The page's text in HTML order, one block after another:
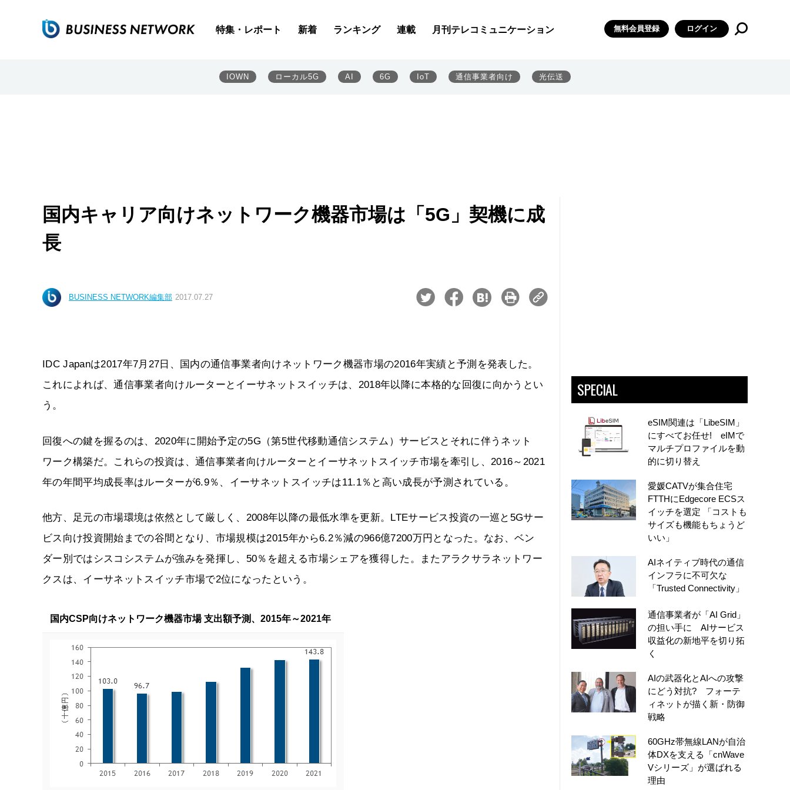
特集・レポート 新着 ランキング 連載 月刊テレコミュニケーション 無料会員登録 ログイン
IOWN ローカル5G AI 6G IoT 通信事業者向け 光伝送
国内キャリア向けネットワーク機器市場は「5G」契機に成
長
BUSINESS NETWORK編集部 2017.07.27
IDC Japanは2017年7月27日、国内の通信事業者向けネットワーク機器市場の2016年実績と予測を発表した。
これによれば、通信事業者向けルーターとイーサネットスイッチは、2018年以降に本格的な回復に向かうとい
う。
回復への鍵を握るのは、2020年に開始予定の5G（第5世代移動通信システム）サービスとそれに伴うネット
ワーク構築だ。これらの投資は、通信事業者向けルーターとイーサネットスイッチ市場を牽引し、2016～2021
年の年間平均成長率はルーターが6.9％、イーサネットスイッチは11.1％と高い成長が予測されている。
他方、足元の市場環境は依然として厳しく、2008年以降の最低水準を更新。LTEサービス投資の一巡と5Gサー
ビス向け投資開始までの谷間となり、市場規模は2015年から6.2％減の966億7200万円となった。なお、ベン
ダー別ではシスコシステムが強みを発揮し、50％を超える市場シェアを獲得した。またアラクサラネットワー
クスは、イーサネットスイッチ市場で2位になったという。
国内CSP向けネットワーク機器市場 支出額予測、2015年～2021年
SPECIAL
eSIM関連は「LibeSIM」
にすべてお任せ! eIMで
マルチプロファイルを動
的に切り替え
愛媛CATVが集合住宅
FTTHにEdgecore ECSス
イッチを選定 「コストも
サイズも機能もちょうど
いい」
AIネイティブ時代の通信
インフラに不可欠な
「Trusted Connectivity」
通信事業者が「AI Grid」
の担い手に AIサービス
収益化の新地平を切り拓
く
AIの武器化とAIへの攻撃
にどう対抗? フォーテ
ィネットが描く新・防御
戦略
60GHz帯無線LANが自治
体DXを支える「cnWave
Vシリーズ」が選ばれる
理由